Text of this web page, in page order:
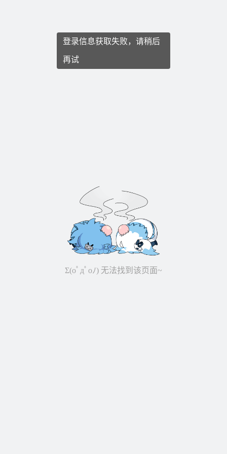
Σ(oﾟдﾟoﾉ) 无法找到该页面~
登录信息获取失败，请稍后
再试